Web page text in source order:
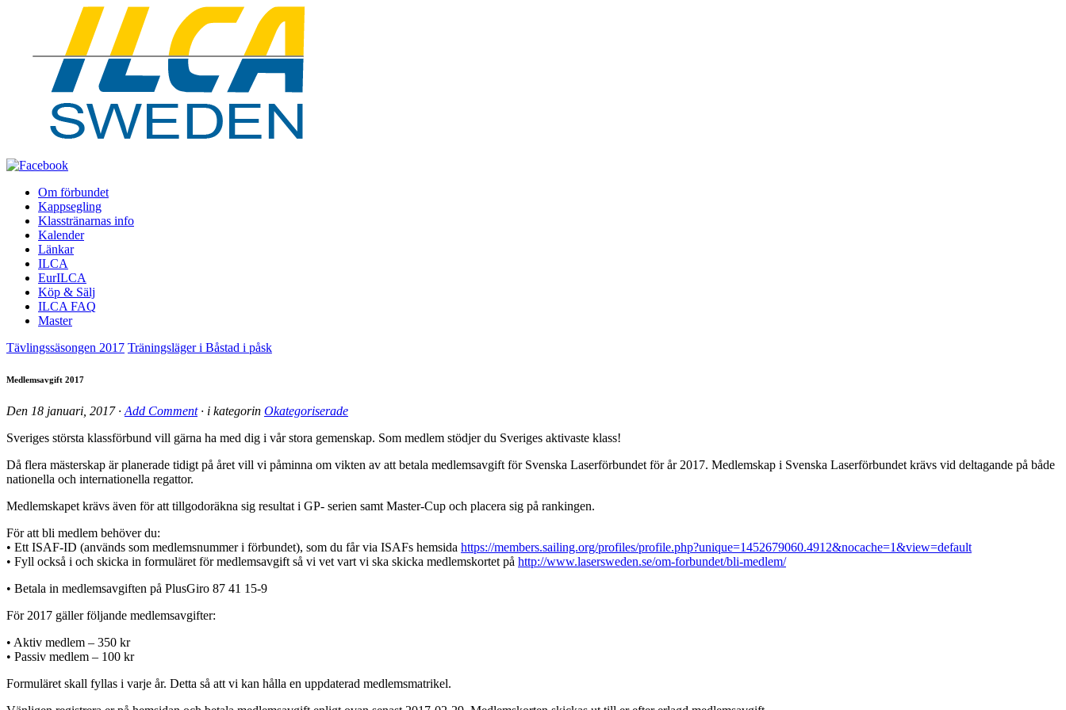
Om förbundet
Kappsegling
Klasstränarnas info
Kalender
Länkar
ILCA
EurILCA
Köp & Sälj
ILCA FAQ
Master
Tävlingssäsongen 2017 Träningsläger i Båstad i påsk
Medlemsavgift 2017
Den 18 januari, 2017· Add Comment· i kategorin Okategoriserade
Sveriges största klassförbund vill gärna ha med dig i vår stora gemenskap. Som medlem stödjer du Sveriges aktivaste klass!
Då flera mästerskap är planerade tidigt på året vill vi påminna om vikten av att betala medlemsavgift för Svenska Laserförbundet för år 2017. Medlemskap i Svenska Laserförbundet krävs vid deltagande på både
nationella och internationella regattor.
Medlemskapet krävs även för att tillgodoräkna sig resultat i GP- serien samt Master-Cup och placera sig på rankingen.
För att bli medlem behöver du:
• Ett ISAF-ID (används som medlemsnummer i förbundet), som du får via ISAFs hemsida https://members.sailing.org/profiles/profile.php?unique=1452679060.4912&nocache=1&view=default
• Fyll också i och skicka in formuläret för medlemsavgift så vi vet vart vi ska skicka medlemskortet på http://www.lasersweden.se/om-forbundet/bli-medlem/
• Betala in medlemsavgiften på PlusGiro 87 41 15-9
För 2017 gäller följande medlemsavgifter:
• Aktiv medlem – 350 kr
• Passiv medlem – 100 kr
Formuläret skall fyllas i varje år. Detta så att vi kan hålla en uppdaterad medlemsmatrikel.